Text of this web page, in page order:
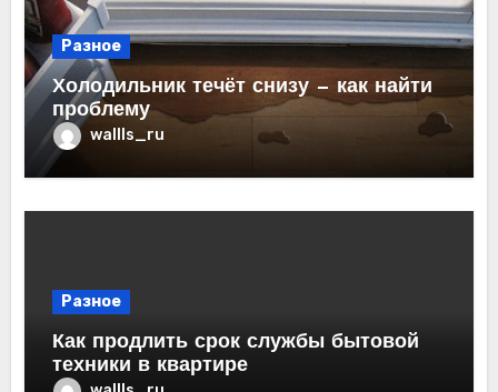
Разное
Холодильник течёт снизу — как найти
проблему
wallls_ru
Разное
Как продлить срок службы бытовой
техники в квартире